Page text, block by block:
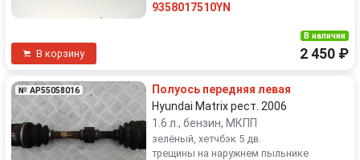
9358017510YN
В корзину
В наличии
2 450 ₽
№ AP55058016
Полуось передняя левая
Hyundai Matrix рест. 2006
1.6 л., бензин, МКПП
зелёный, хетчбэк 5 дв.
трещины на наружнем пыльнике